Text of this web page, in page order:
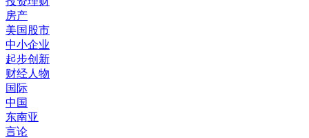
房产
美国股市
中小企业
起步创新
财经人物
国际
中国
东南亚
言论